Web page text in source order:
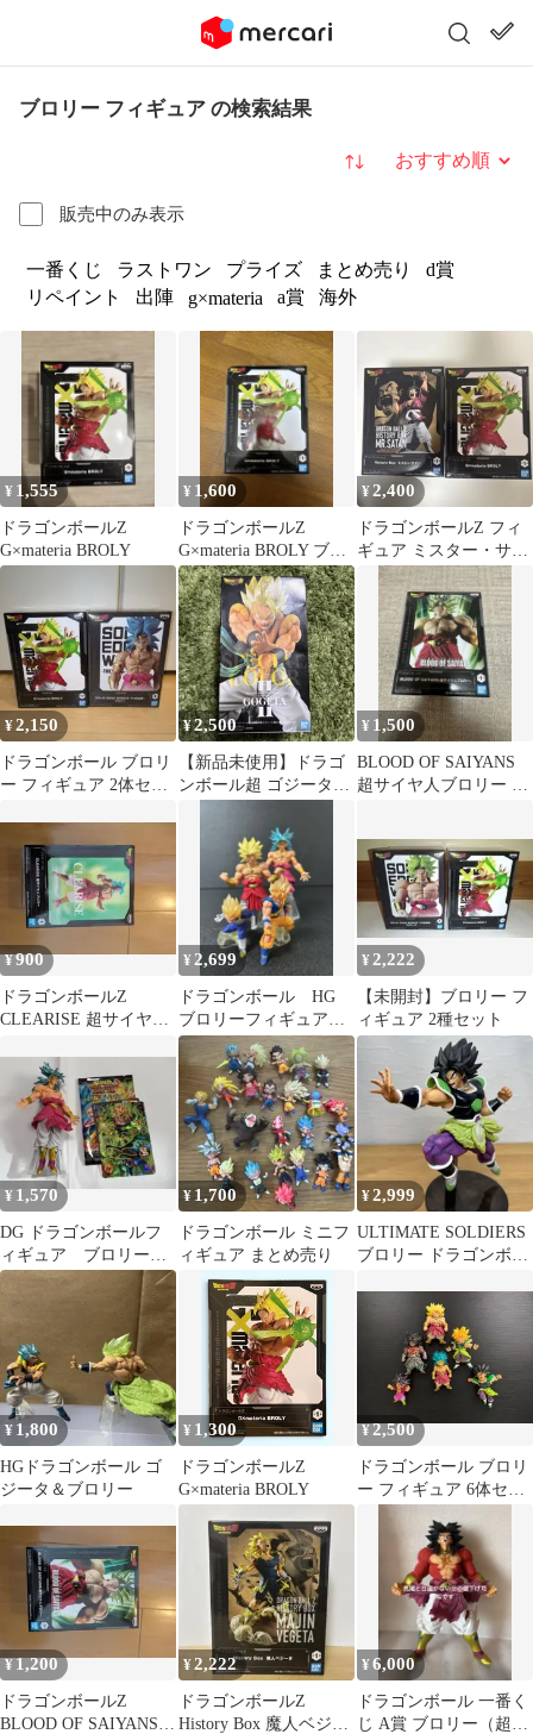
ブロリー フィギュア の検索結果
販売中のみ表示
並び替え
一番くじ ラストワン プライズ まとめ売り
d賞
リペイント
出陣 g×materia a賞 海外
¥ 1,555
ドラゴンボールZ
G×materia BROLY
¥ 1,600
ドラゴンボールZ
G×materia BROLY ブロ
リー フィギュア
¥2,400
ドラゴンボールZ フィ
ギュア ミスター・サタ
ン ブロリー 2体セット
¥2,150
ドラゴンボール ブロリ
ー フィギュア 2体セッ
¥2,500
【新品未使用】ドラゴ
ンボール超 ゴジータII
¥ 1,500
BLOOD OF SAIYANS
超サイヤ人ブロリー フ
¥900
ドラゴンボールZ
CLEARISE 超サイヤ人
¥2,699
ドラゴンボール HG
ブロリーフィギュアセ
ット
¥2,222
【未開封】ブロリー フ
ィギュア 2種セット
¥ 1,570
DG ドラゴンボールフ
ィギュア ブロリー
ドラゴンボール 超サ
イヤ人 青髪 レア
¥ 1,700
ドラゴンボール ミニフ
ィギュア まとめ売り
¥2,999
ULTIMATE SOLDIERS
ブロリー ドラゴンボー
¥ 1,800
HGドラゴンボール ゴ
ジータ＆ブロリー
¥ 1,300
ドラゴンボールZ
G×materia BROLY
¥2,500
ドラゴンボール ブロリ
ー フィギュア 6体セッ
¥1,200
ドラゴンボールZ
BLOOD OF SAIYANS
¥2,222
ドラゴンボールZ
History Box 魔人ベジー
¥6,000
ドラゴンボール 一番く
じ A賞 ブロリー（超サ